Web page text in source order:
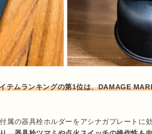
テムランキングの第1位は、DAMAGE
属の器具栓ホルダーをアシナガプレートに